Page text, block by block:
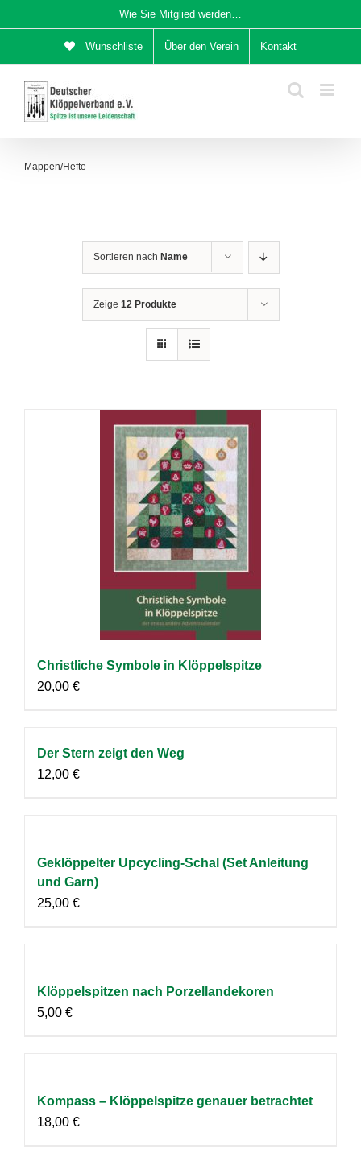
Inhalt
Wie Sie Mitglied werden…
Wunschliste Über den Verein Kontakt
Mappen/Hefte
Sortieren nach Name
Zeige 12 Produkte
Christliche Symbole in Klöppelspitze
20,00 €
Der Stern zeigt den Weg
12,00 €
Geklöppelter Upcycling-Schal (Set Anleitung
und Garn)
25,00 €
Klöppelspitzen nach Porzellandekoren
5,00 €
Kompass – Klöppelspitze genauer betrachtet
18,00 €